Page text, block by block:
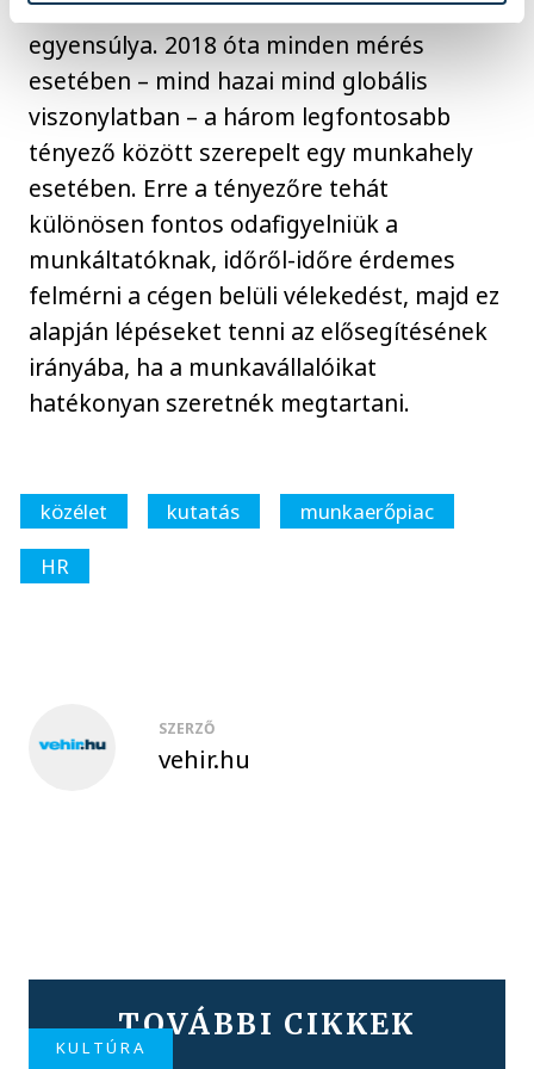
válaszadók, az a munka és magánélet
egyensúlya. 2018 óta minden mérés
esetében – mind hazai mind globális
viszonylatban – a három legfontosabb
tényező között szerepelt egy munkahely
esetében. Erre a tényezőre tehát
különösen fontos odafigyelniük a
munkáltatóknak, időről-időre érdemes
felmérni a cégen belüli vélekedést, majd ez
alapján lépéseket tenni az elősegítésének
irányába, ha a munkavállalóikat
hatékonyan szeretnék megtartani.
közélet kutatás
munkaerőpiac
HR
SZERZŐ
vehir.hu
TOVÁBBI CIKKEK
KULTÚRA